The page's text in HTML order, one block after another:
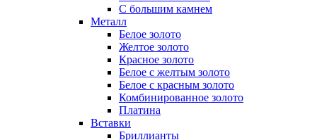
С большим камнем
Металл
Белое золото
Желтое золото
Красное золото
Белое с желтым золото
Белое с красным золото
Комбинированное золото
Платина
Вставки
Бриллианты